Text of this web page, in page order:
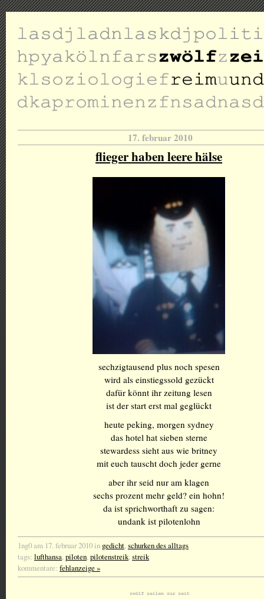
17. februar 2010
flieger haben leere hälse
sechzigtausend plus noch spesen
wird als einstiegssold gezückt
dafür könnt ihr zeitung lesen
ist der start erst mal geglückt
heute peking, morgen sydney
das hotel hat sieben sterne
stewardess sieht aus wie britney
mit euch tauscht doch jeder gerne
aber ihr seid nur am klagen
sechs prozent mehr geld? ein hohn!
da ist sprichworthaft zu sagen:
undank ist pilotenlohn
1ng0 am 17. februar 2010 in gedicht,schurken des alltags
tags: lufthansa,piloten,pilotenstreik,streik
kommentare: fehlanzeige »